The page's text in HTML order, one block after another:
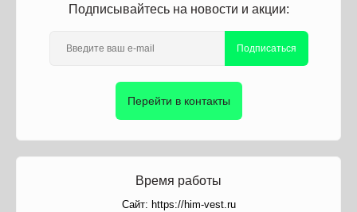
Подписывайтесь на новости и акции:
Подписаться
Перейти в контакты
Время работы
Сайт: https://him-vest.ru